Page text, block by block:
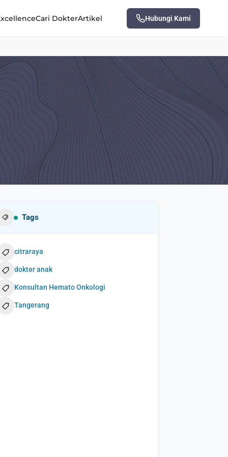
Cari DokterArtikel Hubungi Kami
Tags
citraraya
dokter anak
Konsultan Hemato Onkologi
Tangerang